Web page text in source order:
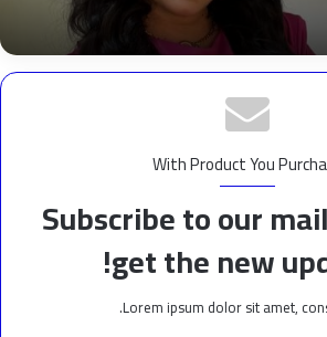
With Product You
Subscribe to our
get the new
Lorem ipsum dolor sit amet,